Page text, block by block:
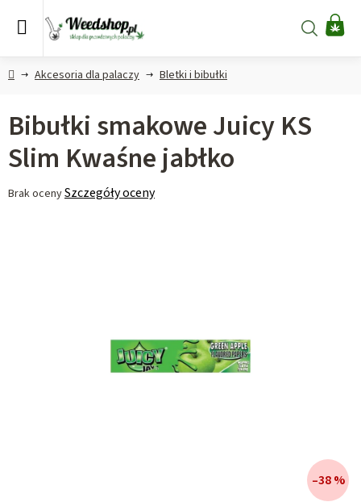
Szukaj
HomeAkcesoria dla palaczy Bletki i bibułki
Bibułki smakowe Juicy KS
Slim Kwaśne jabłko
Średnia
Brak ocenySzczegóły oceny
–38 %